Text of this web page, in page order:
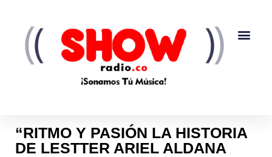
“RITMO Y PASIÓN LA HISTORIA
DE LESTTER ARIEL ALDANA